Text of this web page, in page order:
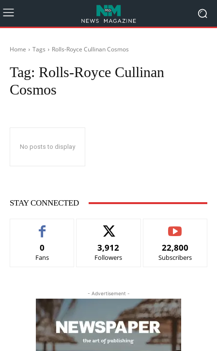
Home Tags Rolls-Royce Cullinan Cosmos
Tag: Rolls-Royce Cullinan
Cosmos
No posts to display
STAY CONNECTED
0
Fans
3,912
Followers
22,800
Subscribers
- Advertisement -